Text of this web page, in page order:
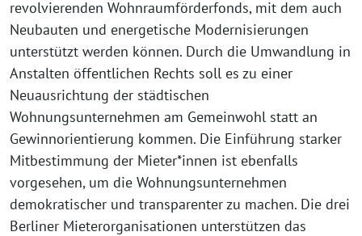
revolvierenden Wohnraumförderfonds, mit dem auch
Neubauten und energetische Modernisierungen
unterstützt werden können. Durch die Umwandlung in
Anstalten öffentlichen Rechts soll es zu einer
Neuausrichtung der städtischen
Wohnungsunternehmen am Gemeinwohl statt an
Gewinnorientierung kommen. Die Einführung starker
Mitbestimmung der Mieter*innen ist ebenfalls
vorgesehen, um die Wohnungsunternehmen
demokratischer und transparenter zu machen. Die drei
Berliner Mieterorganisationen unterstützen das